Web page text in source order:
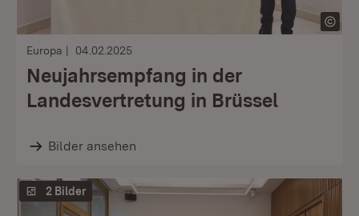
Europa 04.02.2025
Neujahrsempfang in der
Landesvertretung in Brüssel
Bilder ansehen
2 Bilder